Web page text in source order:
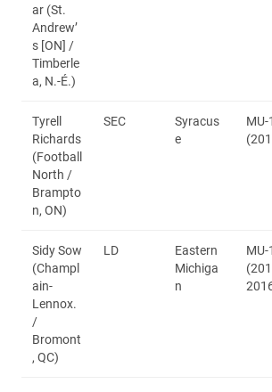
ar (St.
Andrew’
s [ON] /
Timberle
a, N.-É.)
Tyrell
Richards
(Football
North /
Brampto
n, ON)
SEC
Syracus
e
MU-
Sidy Sow
(Champl
ain-
Lennox.
/
Bromont
, QC)
LD
Eastern
Michiga
n
MU-